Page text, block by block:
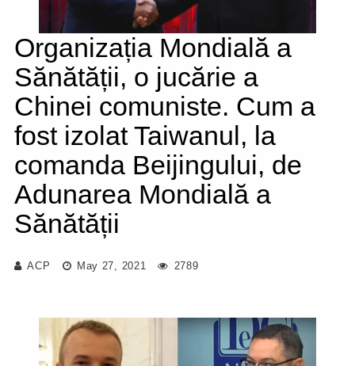
Organizația Mondială a
Sănătății, o jucărie a
Chinei comuniste. Cum a
fost izolat Taiwanul, la
comanda Beijingului, de
Adunarea Mondială a
Sănătății
ACP May 27, 2021 2789